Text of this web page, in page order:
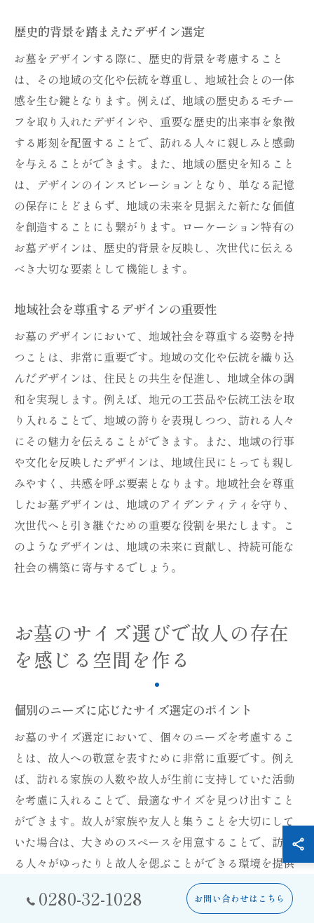
歴史的背景を踏まえたデザイン選定
お墓をデザインする際に、歴史的背景を考慮すること
は、その地域の文化や伝統を尊重し、地域社会との一体
感を生む鍵となります。例えば、地域の歴史あるモチー
フを取り入れたデザインや、重要な歴史的出来事を象徴
する彫刻を配置することで、訪れる人々に親しみと感動
を与えることができます。また、地域の歴史を知ること
は、デザインのインスピレーションとなり、単なる記憶
の保存にとどまらず、地域の未来を見据えた新たな価値
を創造することにも繋がります。ローケーション特有の
お墓デザインは、歴史的背景を反映し、次世代に伝える
べき大切な要素として機能します。
地域社会を尊重するデザインの重要性
お墓のデザインにおいて、地域社会を尊重する姿勢を持
つことは、非常に重要です。地域の文化や伝統を織り込
んだデザインは、住民との共生を促進し、地域全体の調
和を実現します。例えば、地元の工芸品や伝統工法を取
り入れることで、地域の誇りを表現しつつ、訪れる人々
にその魅力を伝えることができます。また、地域の行事
や文化を反映したデザインは、地域住民にとっても親し
みやすく、共感を呼ぶ要素となります。地域社会を尊重
したお墓デザインは、地域のアイデンティティを守り、
次世代へと引き継ぐための重要な役割を果たします。こ
のようなデザインは、地域の未来に貢献し、持続可能な
社会の構築に寄与するでしょう。
お墓のサイズ選びで故人の存在
を感じる空間を作る
個別のニーズに応じたサイズ選定のポイント
お墓のサイズ選定において、個々のニーズを考慮するこ
とは、故人への敬意を表すために非常に重要です。例え
ば、訪れる家族の人数や故人が生前に支持していた活動
を考慮に入れることで、最適なサイズを見つけ出すこと
ができます。故人が家族や友人と集うことを大切にして
いた場合は、大きめのスペースを用意することで、訪れ
る人々がゆったりと故人を偲ぶことができる環境を提供
することができます。一方、故人が静かで控えめな生き
方を好んでいた場合は、コンパクトなお墓が適している
0280-32-1028 お問い合わせはこちら